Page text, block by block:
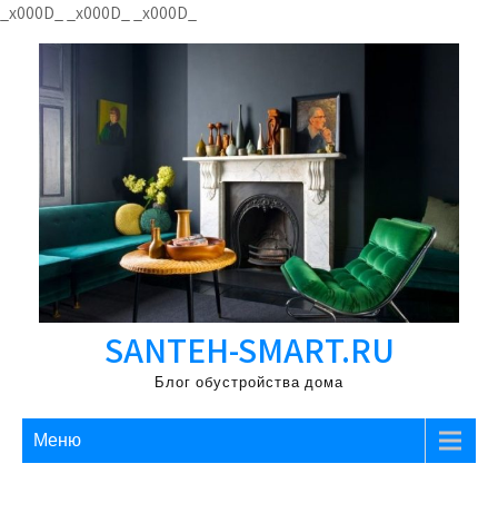
_x000D_ _x000D_ _x000D_
к
SANTEH-SMART.RU
Блог обустройства дома
Меню